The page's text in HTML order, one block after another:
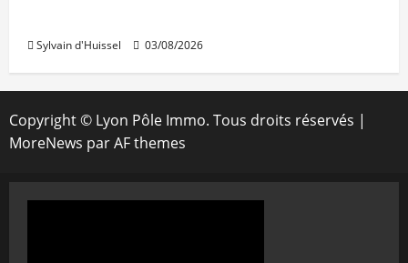
Sylvain d'Huissel 03/08/2026
Copyright © Lyon Pôle Immo. Tous droits réservés |
MoreNews par AF themes